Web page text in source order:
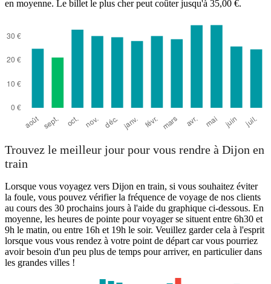
en moyenne. Le billet le plus cher peut coûter jusqu'à 35,00 €.
Trouvez le meilleur jour pour vous rendre à Dijon en
train
Lorsque vous voyagez vers Dijon en train, si vous souhaitez éviter
la foule, vous pouvez vérifier la fréquence de voyage de nos clients
au cours des 30 prochains jours à l'aide du graphique ci-dessous. En
moyenne, les heures de pointe pour voyager se situent entre 6h30 et
9h le matin, ou entre 16h et 19h le soir. Veuillez garder cela à l'esprit
lorsque vous vous rendez à votre point de départ car vous pourriez
avoir besoin d'un peu plus de temps pour arriver, en particulier dans
les grandes villes !